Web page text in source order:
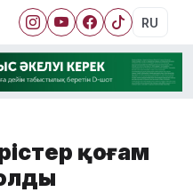
RU
қоғам